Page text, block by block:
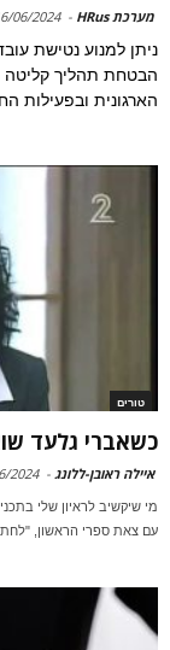
מערכת HRus -
06/2024
ניתן למנוע נטישת
הבטחת תהליך קליטה
הארגונית ובפעילות
טורים
כשאברי גלעד
איילה ראובן-ללונג -
2024
עם צאת ספרי הראשון,